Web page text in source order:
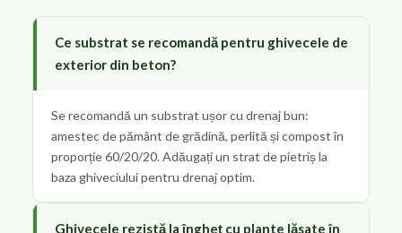
Ce substrat se recomandă pentru ghivecele de
exterior din beton?
Se recomandă un substrat ușor cu drenaj bun:
amestec de pământ de grădină, perlită și compost în
proporție 60/20/20. Adăugați un strat de pietriș la
baza ghiveciului pentru drenaj optim.
Ghivecele rezistă la îngheț cu plante lăsate în